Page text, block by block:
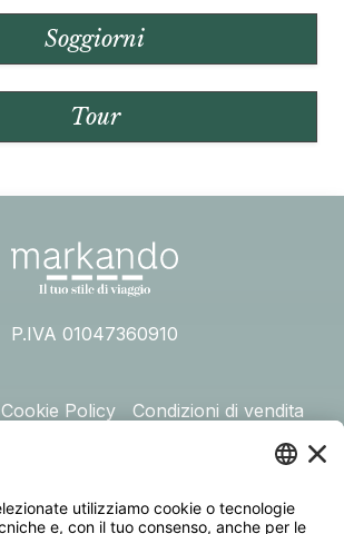
Soggiorni
Tour
P.IVA 01047360910
Cookie Policy Condizioni di vendita